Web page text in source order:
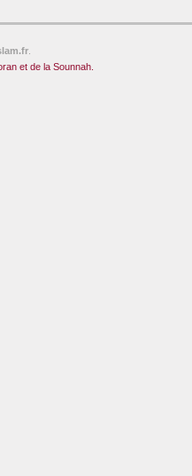
et de la Sounnah.